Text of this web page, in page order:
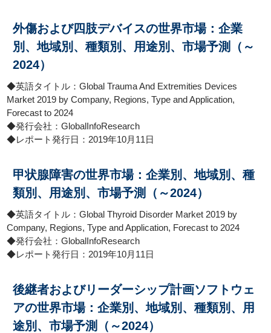
外傷および四肢デバイスの世界市場：企業
別、地域別、種類別、用途別、市場予測（～
2024）
◆英語タイトル：Global Trauma And Extremities Devices
Market 2019 by Company, Regions, Type and Application,
Forecast to 2024
◆発行会社：GlobalInfoResearch
◆レポート発行日：2019年10月11日
甲状腺障害の世界市場：企業別、地域別、種
類別、用途別、市場予測（～2024）
◆英語タイトル：Global Thyroid Disorder Market 2019 by
Company, Regions, Type and Application, Forecast to 2024
◆発行会社：GlobalInfoResearch
◆レポート発行日：2019年10月11日
後継者およびリーダーシップ計画ソフトウェ
アの世界市場：企業別、地域別、種類別、用
途別、市場予測（～2024）